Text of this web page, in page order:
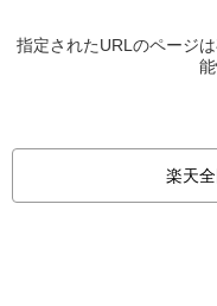
指定されたURLのページ
楽天